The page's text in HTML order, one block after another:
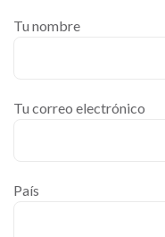
Tu nombre
Tu correo electrónico
País